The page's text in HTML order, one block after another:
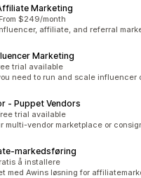
Marketing
From $249/month
affiliate, and referral
Marketing
trial available
need to run and scale influencer
‑ Puppet Vendors
trial available
multi-vendor marketplace or
å installere
med Awins løsning for